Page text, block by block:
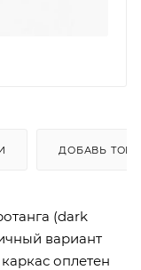
ДОБАВЬ
(dark
вариант
оплетен